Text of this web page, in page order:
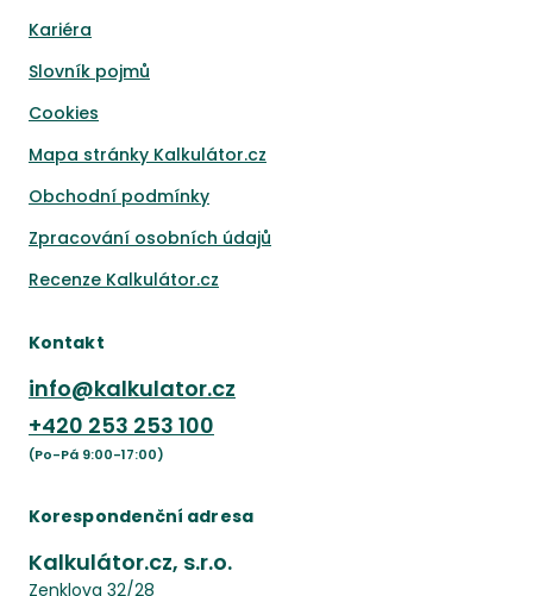
Kariéra
Slovník pojmů
Cookies
Mapa stránky Kalkulátor.cz
Obchodní podmínky
Zpracování osobních údajů
Recenze Kalkulátor.cz
Kontakt
info@kalkulator.cz
+420 253 253 100
(Po-Pá 9:00-17:00)
Korespondenční adresa
Kalkulátor.cz, s.r.o.
Zenklova 32/28